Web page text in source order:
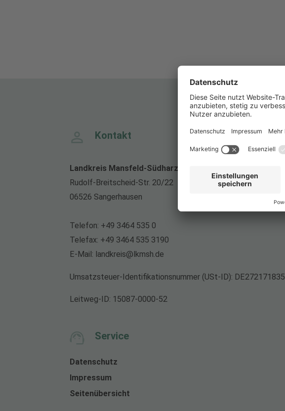
Kontakt
Landkreis Mansfeld-Südharz
Rudolf-Breitscheid-Str. 20/22
06526 Sangerhausen
Telefon: +49 3464 535 0
Telefax: +49 3464 535 3190
E-Mail: landkreis@lkmsh.de
Umsatzsteuer-Identifikationsnummer (USt-ID): DE272171835
Leitweg-ID: 15087-0000-52
Service
Datenschutz
Impressum
Seitenübersicht